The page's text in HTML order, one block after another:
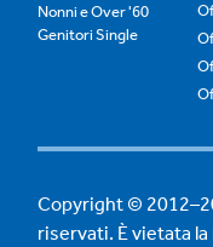
Nonni e Over '60
Genitori Single
Copyright ©
riservati. È vietata